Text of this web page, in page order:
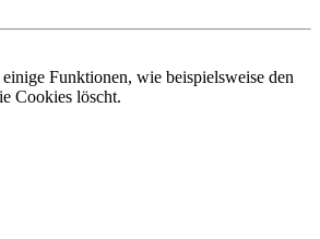
Funktionen, wie beispielsweise den
Cookies löscht.